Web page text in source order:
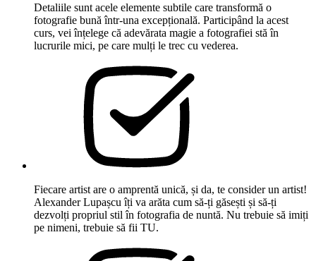
Detaliile sunt acele elemente subtile care transformă o
fotografie bună într-una excepțională. Participând la acest
curs, vei înțelege că adevărata magie a fotografiei stă în
lucrurile mici, pe care mulți le trec cu vederea.
Fiecare artist are o amprentă unică, și da, te consider un artist!
Alexander Lupașcu îți va arăta cum să-ți găsești și să-ți
dezvolți propriul stil în fotografia de nuntă. Nu trebuie să imiți
pe nimeni, trebuie să fii TU.